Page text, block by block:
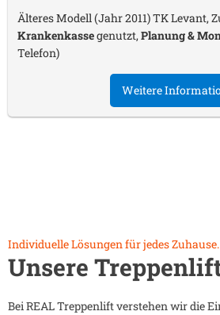
Älteres Modell (Jahr 2011) TK Levant,
Krankenkassegenutzt,Planung &
Telefon)
Weitere
Individuelle Lösungen für jedes Zuhause.
Unsere
Bei REAL Treppenlift verstehen wir die